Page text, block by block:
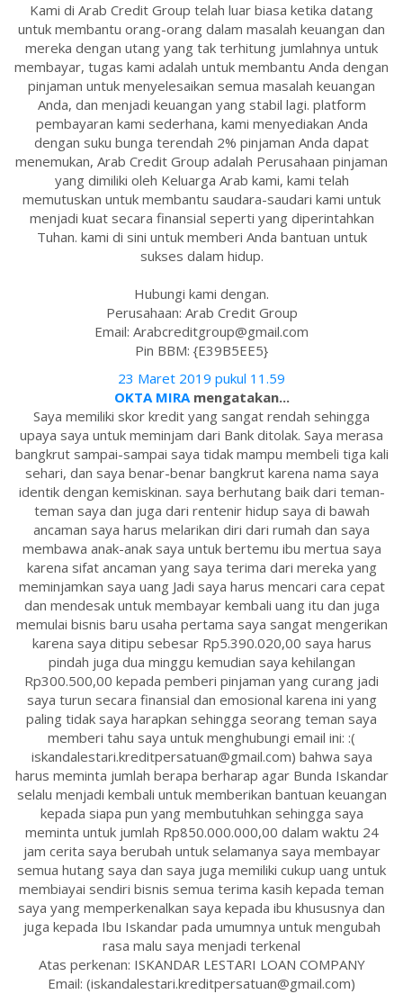
Kami di Arab Credit Group telah luar biasa ketika datang
untuk membantu orang-orang dalam masalah keuangan dan
mereka dengan utang yang tak terhitung jumlahnya untuk
membayar, tugas kami adalah untuk membantu Anda dengan
pinjaman untuk menyelesaikan semua masalah keuangan
Anda, dan menjadi keuangan yang stabil lagi. platform
pembayaran kami sederhana, kami menyediakan Anda
dengan suku bunga terendah 2% pinjaman Anda dapat
menemukan, Arab Credit Group adalah Perusahaan pinjaman
yang dimiliki oleh Keluarga Arab kami, kami telah
memutuskan untuk membantu saudara-saudari kami untuk
menjadi kuat secara finansial seperti yang diperintahkan
Tuhan. kami di sini untuk memberi Anda bantuan untuk
sukses dalam hidup.
Hubungi kami dengan.
Perusahaan: Arab Credit Group
Email: Arabcreditgroup@gmail.com
Pin BBM: {E39B5EE5}
23 Maret 2019 pukul 11.59
OKTA MIRAmengatakan...
Saya memiliki skor kredit yang sangat rendah sehingga
upaya saya untuk meminjam dari Bank ditolak. Saya merasa
bangkrut sampai-sampai saya tidak mampu membeli tiga kali
sehari, dan saya benar-benar bangkrut karena nama saya
identik dengan kemiskinan. saya berhutang baik dari teman-
teman saya dan juga dari rentenir hidup saya di bawah
ancaman saya harus melarikan diri dari rumah dan saya
membawa anak-anak saya untuk bertemu ibu mertua saya
karena sifat ancaman yang saya terima dari mereka yang
meminjamkan saya uang Jadi saya harus mencari cara cepat
dan mendesak untuk membayar kembali uang itu dan juga
memulai bisnis baru usaha pertama saya sangat mengerikan
karena saya ditipu sebesar Rp5.390.020,00 saya harus
pindah juga dua minggu kemudian saya kehilangan
Rp300.500,00 kepada pemberi pinjaman yang curang jadi
saya turun secara finansial dan emosional karena ini yang
paling tidak saya harapkan sehingga seorang teman saya
memberi tahu saya untuk menghubungi email ini: :(
iskandalestari.kreditpersatuan@gmail.com) bahwa saya
harus meminta jumlah berapa berharap agar Bunda Iskandar
selalu menjadi kembali untuk memberikan bantuan keuangan
kepada siapa pun yang membutuhkan sehingga saya
meminta untuk jumlah Rp850.000.000,00 dalam waktu 24
jam cerita saya berubah untuk selamanya saya membayar
semua hutang saya dan saya juga memiliki cukup uang untuk
membiayai sendiri bisnis semua terima kasih kepada teman
saya yang memperkenalkan saya kepada ibu khususnya dan
juga kepada Ibu Iskandar pada umumnya untuk mengubah
rasa malu saya menjadi terkenal
Atas perkenan: ISKANDAR LESTARI LOAN COMPANY
Email: (iskandalestari.kreditpersatuan@gmail.com)